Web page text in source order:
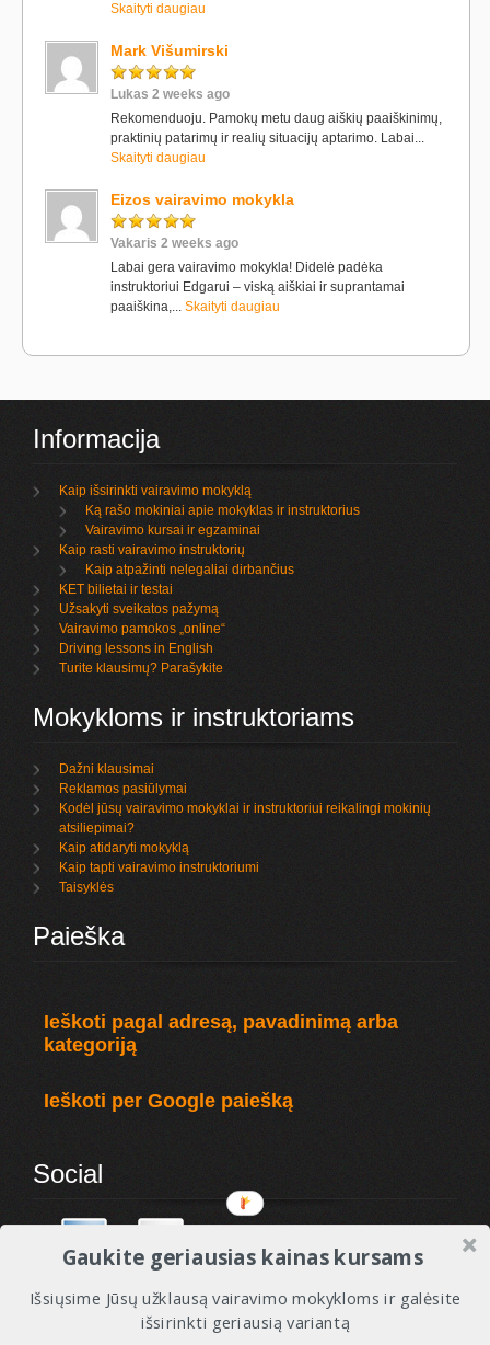
Skaityti daugiau
Mark Višumirski
Lukas 2 weeks ago
Rekomenduoju. Pamokų metu daug aiškių paaiškinimų,
praktinių patarimų ir realių situacijų aptarimo. Labai...
Skaityti daugiau
Eizos vairavimo mokykla
Vakaris 2 weeks ago
Labai gera vairavimo mokykla! Didelė padėka
instruktoriui Edgarui – viską aiškiai ir suprantamai
paaiškina,... Skaityti daugiau
Informacija
Kaip išsirinkti vairavimo mokyklą
Ką rašo mokiniai apie mokyklas ir instruktorius
Vairavimo kursai ir egzaminai
Kaip rasti vairavimo instruktorių
Kaip atpažinti nelegaliai dirbančius
KET bilietai ir testai
Užsakyti sveikatos pažymą
Vairavimo pamokos „online“
Driving lessons in English
Turite klausimų? Parašykite
Mokykloms ir instruktoriams
Dažni klausimai
Reklamos pasiūlymai
Kodėl jūsų vairavimo mokyklai ir instruktoriui reikalingi mokinių
atsiliepimai?
Kaip atidaryti mokyklą
Kaip tapti vairavimo instruktoriumi
Taisyklės
Paieška
Ieškoti pagal adresą, pavadinimą arba
kategoriją
Ieškoti per Google paiešką
Social
Gaukite geriausias kainas kursams
Išsiųsime Jūsų užklausą vairavimo mokykloms ir galėsite
išsirinkti geriausią variantą